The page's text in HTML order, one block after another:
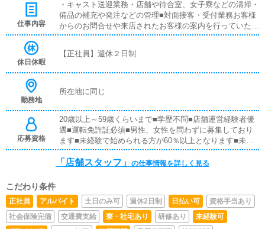
払い可能※寮即日利用可能《昇給・昇格が早い会社です》
全従業員の能力や働きぶりを毎月しっかりと評価いたしま
す。従業員一人ひとりと向き合い価値観や本人の希望を尊
縁の下の力持ちのような目立たない仕事や常日頃の頑張り
長期的かつ広範囲の視野での査定なので全従業員平等に昇
仕事内容
・キャスト送迎業務・店舗や待合室、女子寮などの清掃・
備品の補充や発注などの管理■対面接客・受付業務お客様
からのお問合せや来店されたお客様の案内を行っていただ
きます。予約の確認や、会計作業、注意事項の喚起などを
て業務内容を見ながら徐々に覚えていただきますので、未
【新規のお客様の増加】【お客様のリピート率の向上】
施策の提案を行っていただきます。■キャスト管理お店で
働いていただいているキャストの方が稼げるようにインタ
ーネットを使ったPR（写メ日記）などの使い方などのア
ドバイスを行っていただきます。■PC更新業務ヘブンネッ
トなど、ポータルサイト等の店舗情報更新作業を行ってい
ただきます。キャストの出勤情報やイベント、求人ブログ
PCが苦手な人でも簡単にできます。■清掃・備品管理お客
様やキャストの方に快適にお過ごしいただくため、店内の
清掃や備品の管理・補充を行っていただきます。
休日休暇
【正社員】週休２日制
勤務地
所在地に同じ
応募資格
20歳以上～59歳くらいまで■学歴不問■店舗運営経験者優
遇■運転免許証必須■男性、女性を問わずに募集しており
ます■未経験で始められる方が60％以上となります■未経
験の方も安心してご応募下さい※暴力団関係者の方又はそ
れに準ずる方のご応募はお断りいたしております。
「店舗スタッフ」 の仕事情報を詳しく見る
こだわり条件
正社員 アルバイト 土日のみ可 週休2日制 日払い可
資格手当あり
社会保険完備
交通費支給 寮・社宅あり 研修あり
未経験可